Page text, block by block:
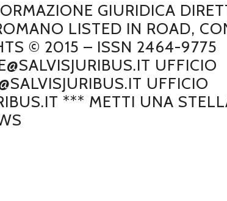
GIURIDICA
LISTED IN ROAD,
© 2015 – ISSN 2464-9775
UFFICIO
UFFICIO
*** METTI UNA